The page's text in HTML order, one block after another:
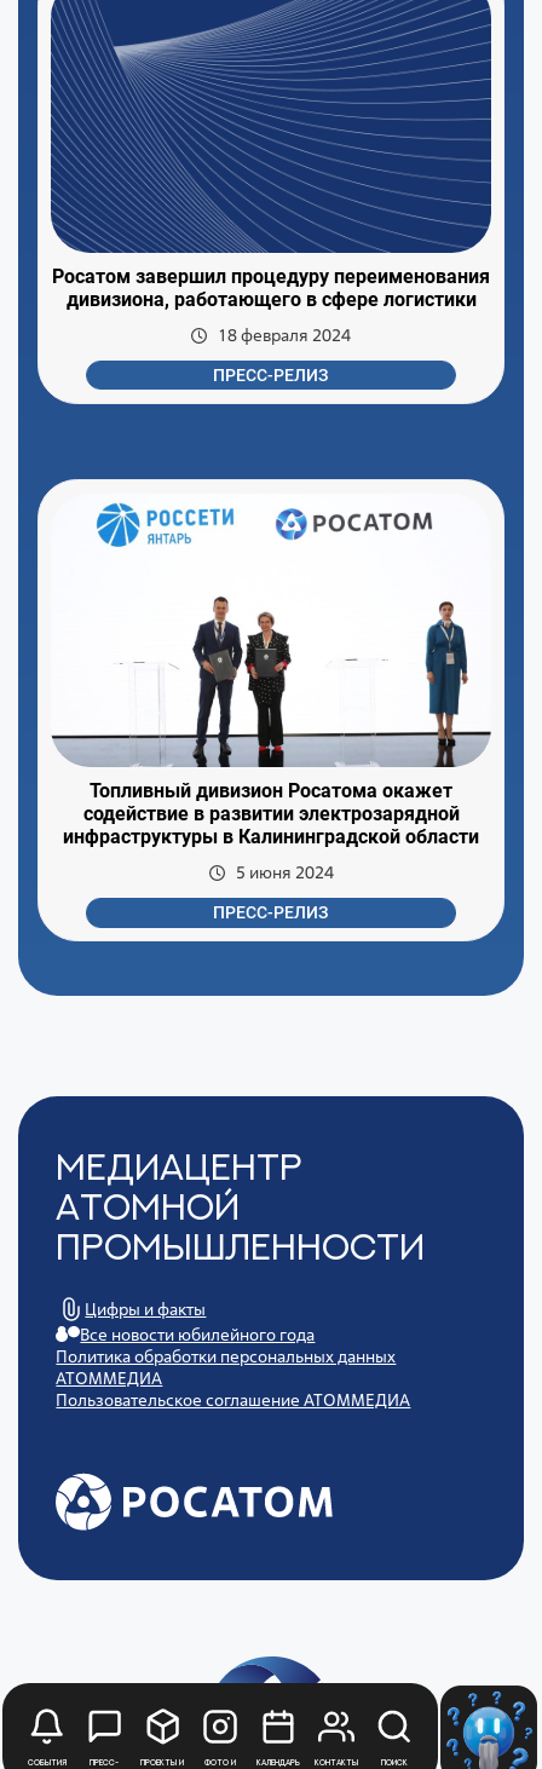
События
Пресс-
Проекты и
Фото и
Календарь Контакты Поиск
Росатом завершил процедуру переименования
дивизиона, работающего в сфере логистики
18 февраля 2024
ПРЕСС-РЕЛИЗ
Топливный дивизион Росатома окажет
содействие в развитии электрозарядной
инфраструктуры в Калининградской области
5 июня 2024
ПРЕСС-РЕЛИЗ
Медиацентр
Атомной
Промышленности
Цифры и факты
Все новости юбилейного года
Политика обработки персональных данных
АТОММЕДИА
Пользовательское соглашение АТОММЕДИА